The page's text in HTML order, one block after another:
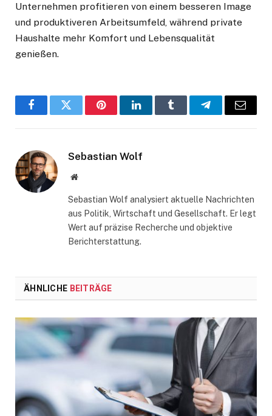
Unternehmen profitieren von einem besseren Image
und produktiveren Arbeitsumfeld, während private
Haushalte mehr Komfort und Lebensqualität
genießen.
FacebookTwitter PinterestLinkedInTumblr TelegramEmail
Sebastian Wolf
Website
Sebastian Wolf analysiert aktuelle Nachrichten
aus Politik, Wirtschaft und Gesellschaft. Er legt
Wert auf präzise Recherche und objektive
Berichterstattung.
ÄHNLICHE BEITRÄGE